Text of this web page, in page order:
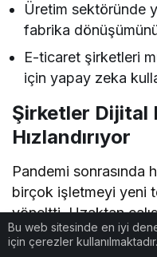
Üretim sektöründe
fabrika
E-ticaret şirketleri
için yapay zeka
Şirketler Dijital
Hızlandırıyor
Pandemi sonrasında
birçok işletmeyi yeni
yöneltti. Uzaktan
yaygınlaşması, bulut
Bu web sitesinde en iyi
için çerezler kullanılmaktadır.